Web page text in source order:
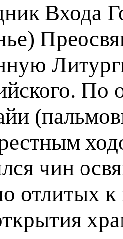
Входа
По
чин
отлитых